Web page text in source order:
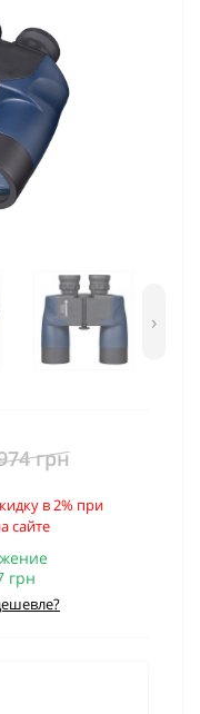
›
грн
в 2% при
сайте
грн